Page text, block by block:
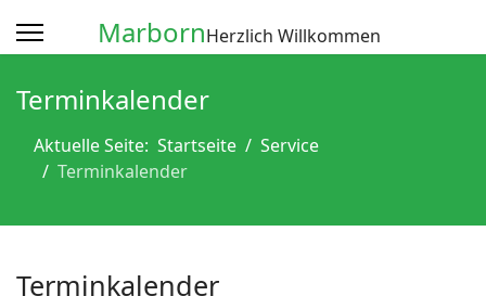
MarbornHerzlich Willkommen
Terminkalender
Aktuelle Seite: Startseite
Service
Terminkalender
Terminkalender